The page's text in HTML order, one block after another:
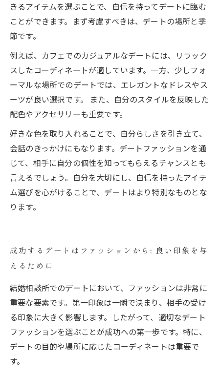
きるアイテムを選ぶことで、自信を持ってデートに臨む
ことができます。まず考慮すべきは、デートの場所と季
節です。
例えば、カフェでのカジュアルなデートには、リラック
スしたコーディネートが適しています。一方、少しフォ
ーマルな場所でのデートでは、エレガントなドレスやス
ーツが良い選択です。 また、自分のスタイルを反映した
配色やアクセサリーも重要です。
好きな色を取り入れることで、自分らしさを引き立て、
会話のきっかけにもなります。デートファッションを通
じて、相手に自分の個性を知ってもらえるチャンスとも
言えるでしょう。自分を大切にし、自信を持ったアイテ
ム選びを心がけることで、デートはより特別なものとな
ります。
成功するデートはファッションから: 良い印象を与
えるために
結婚相談所でのデートにおいて、ファッションは非常に
重要な要素です。第一印象は一瞬で決まり、相手の受け
る印象に大きく影響します。したがって、適切なデート
ファッションを選ぶことが成功への第一歩です。特に、
デートの目的や場所に応じたコーディネートは重要で
す。